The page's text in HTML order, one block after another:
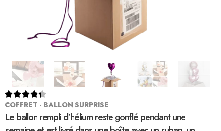

COFFRET - BALLON SURPRISE
Le ballon rempli d’hélium reste gonflé pendant une